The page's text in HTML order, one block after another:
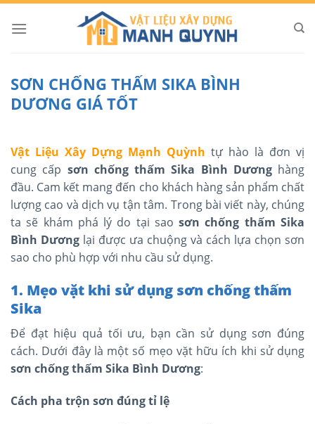
Skip
SƠN CHỐNG THẤM SIKA BÌNH
DƯƠNG GIÁ TỐT
Vật Liệu Xây Dựng Mạnh Quỳnh tự hào là đơn vị
cung cấp sơn chống thấm Sika Bình Dươnghàng
đầu. Cam kết mang đến cho khách hàng sản phẩm chất
lượng cao và dịch vụ tận tâm. Trong bài viết này, chúng
ta sẽ khám phá lý do tại saosơn chống thấm Sika
Bình Dương lại được ưa chuộng và cách lựa chọn sơn
sao cho phù hợp với nhu cầu sử dụng.
1. Mẹo vặt khi sử dụng sơn chống thấm
Sika
Để đạt hiệu quả tối ưu, bạn cần sử dụng sơn đúng
cách. Dưới đây là một số mẹo vặt hữu ích khi sử dụng
sơn chống thấm Sika Bình Dương:
Cách pha trộn sơn đúng tỉ lệ